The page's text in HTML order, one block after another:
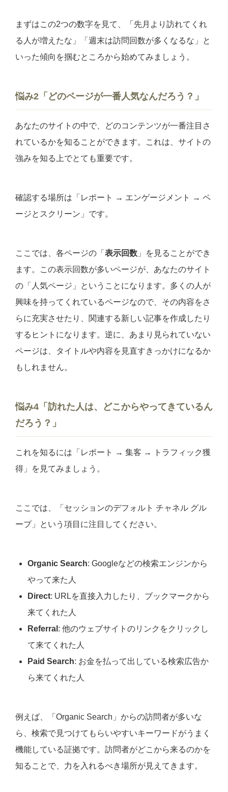
まずはこの2つの数字を見て、「先月より訪れてくれ
る人が増えたな」「週末は訪問回数が多くなるな」と
いった傾向を掴むところから始めてみましょう。
悩み2「どのページが一番人気なんだろう？」
あなたのサイトの中で、どのコンテンツが一番注目さ
れているかを知ることができます。これは、サイトの
強みを知る上でとても重要です。
確認する場所は「レポート → エンゲージメント → ペ
ージとスクリーン」です。
ここでは、各ページの「 表示回数 」を見ることができ
ます。この表示回数が多いページが、あなたのサイト
の「人気ページ」ということになります。多くの人が
興味を持ってくれているページなので、その内容をさ
らに充実させたり、関連する新しい記事を作成したり
するヒントになります。逆に、あまり見られていない
ページは、タイトルや内容を見直すきっかけになるか
もしれません。
悩み4「訪れた人は、どこからやってきているん
だろう？」
これを知るには「レポート → 集客 → トラフィック獲
得」を見てみましょう。
ここでは、「セッションのデフォルト チャネル グル
ープ」という項目に注目してください。
Organic Search: Googleなどの検索エンジンから
やって来た人
Direct: URLを直接入力したり、ブックマークから
来てくれた人
Referral : 他のウェブサイトのリンクをクリックし
て来てくれた人
Paid Search: お金を払って出している検索広告か
ら来てくれた人
例えば、「Organic Search」からの訪問者が多いな
ら、検索で見つけてもらいやすいキーワードがうまく
機能している証拠です。訪問者がどこから来るのかを
知ることで、力を入れるべき場所が見えてきます。